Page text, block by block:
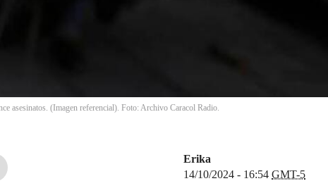
asesinatos. (Imagen referencial). Foto: Archivo Caracol Radio.
Erika
14/10/2024 - 16:54 GMT-5